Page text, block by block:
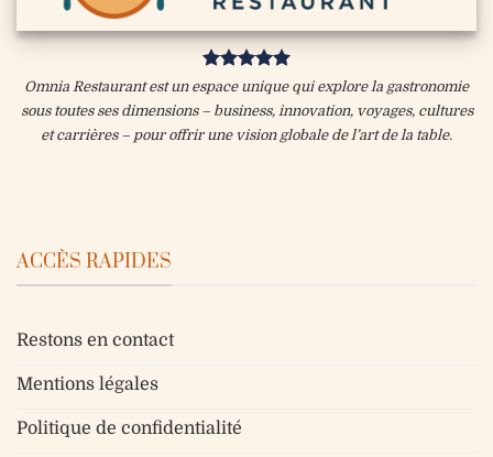
Omnia Restaurant est un espace unique qui explore la gastronomie
sous toutes ses dimensions – business, innovation, voyages, cultures
et carrières – pour offrir une vision globale de l’art de la table.
ACCÈS RAPIDES
Restons en contact
Mentions légales
Politique de confidentialité